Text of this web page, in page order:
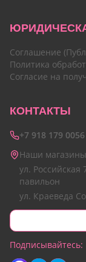
Соглашение
Политика
Согласие на
КОНТАКТЫ
+7 918 179 0056
Наши
ул. Российская
павильон
ул. Краеведа
Подписывайтесь: